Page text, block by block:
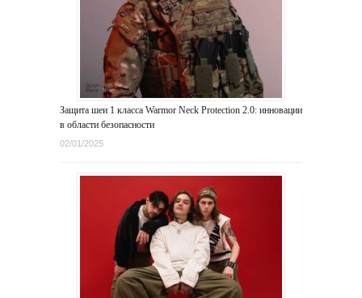
Защита шеи 1 класса Warmor Neck Protection 2.0: инновации
в области безопасности
02/01/2025